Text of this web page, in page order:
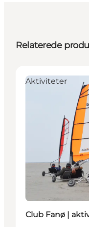
Relaterede
Aktiviteter
Club Fanø |